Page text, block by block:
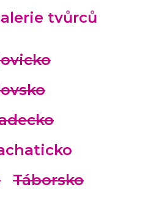
tvůrců
Táborsko